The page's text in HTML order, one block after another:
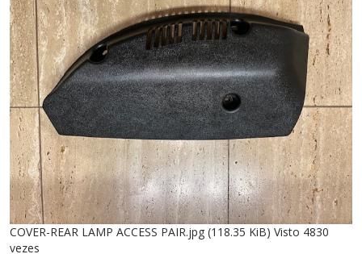
COVER-REAR LAMP ACCESS PAIR.jpg (118.35 KiB) Visto 4830
vezes